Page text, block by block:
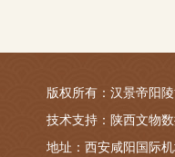
版权所有：汉景帝阳
技术支持：陕西文物
地址：西安咸阳国际